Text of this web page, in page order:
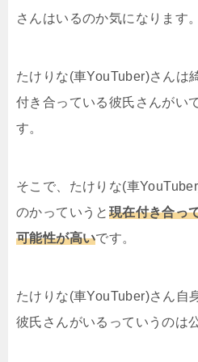
さんはいるのか気になります。
たけりな(車YouTuber)さんは
付き合っている彼氏さんがい
す。
そこで、たけりな(車
のかっていうと 現在付き合っ
可能性が高いです。
たけりな(車YouTuber)さん自
彼氏さんがいるっていうのは